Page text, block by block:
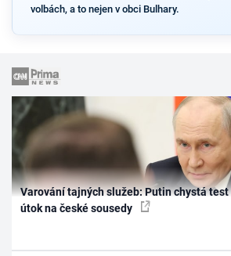
volbách, a to nejen v obci Bulhary.
Varování tajných služeb: Putin chystá test
útok na české sousedy